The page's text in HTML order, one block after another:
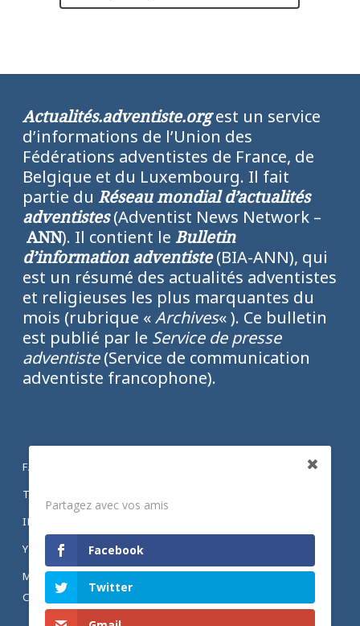
Actualités.adventiste.orgest un service
d’informations de l’Union des
Fédérations adventistes de France, de
Belgique et du Luxembourg. Il fait
partie du Réseau mondial d’actualités
adventistes(Adventist News Network –
ANN). Il contient le Bulletin
d’information adventiste(BIA-ANN), qui
est un résumé des actualités adventistes
et religieuses les plus marquantes du
mois (rubrique «Archives« ). Ce bulletin
est publié par le Service de presse
adventiste(Service de communication
adventiste francophone).
FACEBOOK
TWITTER
INSTAGRAM
YOUTUBE
MENTIONS LÉGALES ET POLITIQUE DE
CONFIDENTIALITÉ
Partagez avec vos amis
Facebook
Twitter